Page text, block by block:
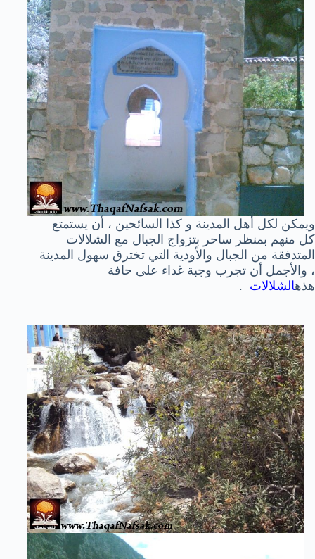
ويمكن لكل أهل المدينة و كذا السائحين ، أن يستمتع
كل منهم بمنظر ساحر بتزواج الجبال مع الشلالات
المتدفقة من الجبال والأودية التي تخترق سهول المدينة
، والأجمل أن تجرب وجبة غداء على حافة
هذهالشلالات .